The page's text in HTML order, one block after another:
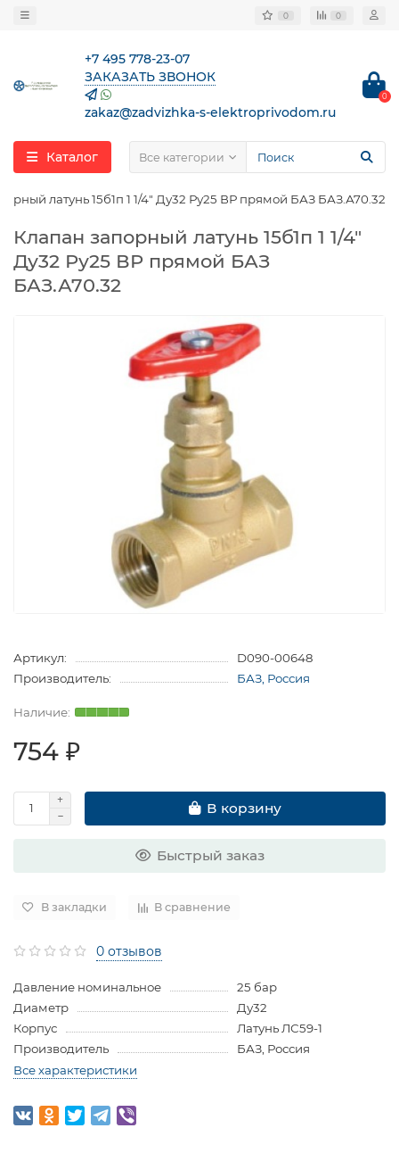
0 0
+7 495 778-23-07
ЗАКАЗАТЬ ЗВОНОК
zakaz@zadvizhka-s-elektroprivodom.ru
0
Каталог Все категории
латунь 15б1п 1 1/4″ Ду32 Ру25 ВР прямой БАЗ БАЗ.А70.32
Клапан запорный латунь 15б1п 1 1/4″
Ду32 Ру25 ВР прямой БАЗ
БАЗ.А70.32
Артикул:
D090-00648
Производитель:
БАЗ, Россия
754 ₽
В корзину
Быстрый заказ
В закладки В сравнение
0 отзывов
Давление номинальное
25 бар
Диаметр
Ду32
Корпус
Латунь ЛС59-1
Производитель
БАЗ, Россия
Все характеристики